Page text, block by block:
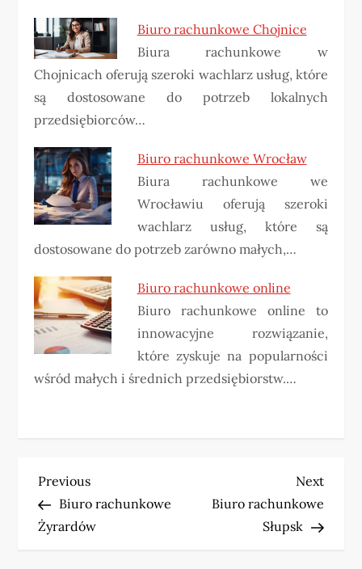
Biuro rachunkowe Chojnice
Biura rachunkowe w
Chojnicach oferują szeroki wachlarz usług, które
są dostosowane do potrzeb lokalnych
przedsiębiorców…
Biuro rachunkowe Wrocław
Biura rachunkowe we
Wrocławiu oferują szeroki
wachlarz usług, które są
dostosowane do potrzeb zarówno małych,…
Biuro rachunkowe online
Biuro rachunkowe online to
innowacyjne rozwiązanie,
które zyskuje na popularności
wśród małych i średnich przedsiębiorstw.…
N
a
Previous
Post
Previous
Biuro rachunkowe
Żyrardów
Next
Post
Next
Biuro rachunkowe
Słupsk